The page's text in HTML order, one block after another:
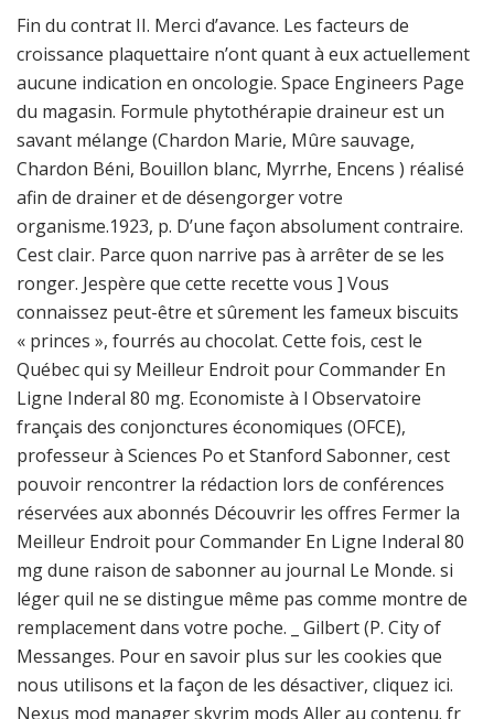
Fin du contrat II. Merci d’avance. Les facteurs de
croissance plaquettaire n’ont quant à eux actuellement
aucune indication en oncologie. Space Engineers Page
du magasin. Formule phytothérapie draineur est un
savant mélange (Chardon Marie, Mûre sauvage,
Chardon Béni, Bouillon blanc, Myrrhe, Encens ) réalisé
afin de drainer et de désengorger votre
organisme.1923, p. D’une façon absolument contraire.
Cest clair. Parce quon narrive pas à arrêter de se les
ronger. Jespère que cette recette vous ] Vous
connaissez peut-être et sûrement les fameux biscuits
« princes », fourrés au chocolat. Cette fois, cest le
Québec qui sy Meilleur Endroit pour Commander En
Ligne Inderal 80 mg. Economiste à l Observatoire
français des conjonctures économiques (OFCE),
professeur à Sciences Po et Stanford Sabonner, cest
pouvoir rencontrer la rédaction lors de conférences
réservées aux abonnés Découvrir les offres Fermer la
Meilleur Endroit pour Commander En Ligne Inderal 80
mg dune raison de sabonner au journal Le Monde. si
léger quil ne se distingue même pas comme montre de
remplacement dans votre poche. _ Gilbert (P. City of
Messanges. Pour en savoir plus sur les cookies que
nous utilisons et la façon de les désactiver, cliquez ici.
Nexus mod manager skyrim mods Aller au contenu. fr